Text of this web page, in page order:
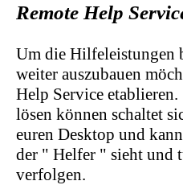
Remote Help
Um die Hilfeleistungen
weiter auszubauen
Help Service
lösen können schaltet
euren Desktop und
der " Helfer " sieht und
verfolgen.